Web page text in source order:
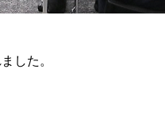
した。